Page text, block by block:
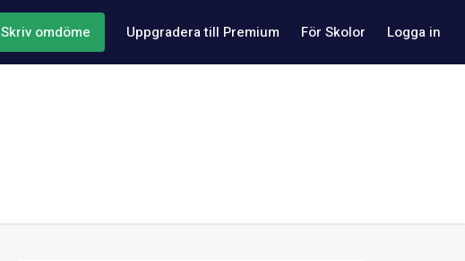
Skriv omdöme Uppgradera till Premium För Skolor Logga in